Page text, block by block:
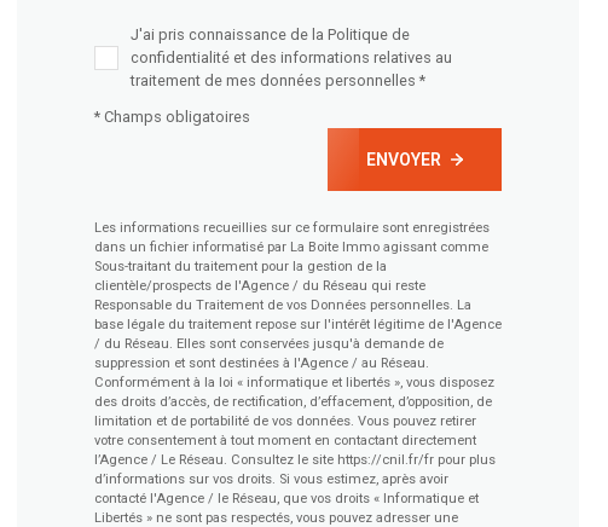
J'ai pris connaissance de la Politique de
confidentialité et des informations relatives au
traitement de mes données personnelles *
* Champs obligatoires
ENVOYER
Les informations recueillies sur ce formulaire sont enregistrées
dans un fichier informatisé par La Boite Immo agissant comme
Sous-traitant du traitement pour la gestion de la
clientèle/prospects de l'Agence / du Réseau qui reste
Responsable du Traitement de vos Données personnelles. La
base légale du traitement repose sur l'intérêt légitime de l'Agence
/ du Réseau. Elles sont conservées jusqu'à demande de
suppression et sont destinées à l'Agence / au Réseau.
Conformément à la loi « informatique et libertés », vous disposez
des droits d’accès, de rectification, d’effacement, d’opposition, de
limitation et de portabilité de vos données. Vous pouvez retirer
votre consentement à tout moment en contactant directement
l’Agence / Le Réseau. Consultez le site https://cnil.fr/frpour plus
d’informations sur vos droits. Si vous estimez, après avoir
contacté l'Agence / le Réseau, que vos droits « Informatique et
Libertés » ne sont pas respectés, vous pouvez adresser une